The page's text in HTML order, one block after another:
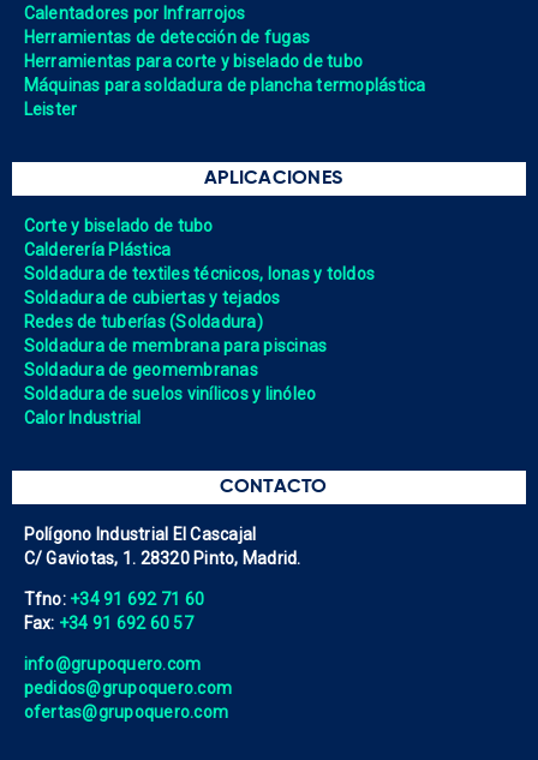
Calentadores por Infrarrojos
Herramientas de detección de fugas
Herramientas para corte y biselado de tubo
Máquinas para soldadura de plancha termoplástica
Leister
APLICACIONES
Corte y biselado de tubo
Calderería Plástica
Soldadura de textiles técnicos, lonas y toldos
Soldadura de cubiertas y tejados
Redes de tuberías (Soldadura)
Soldadura de membrana para piscinas
Soldadura de geomembranas
Soldadura de suelos vinílicos y linóleo
Calor Industrial
CONTACTO
Polígono Industrial El Cascajal
C/ Gaviotas, 1. 28320 Pinto, Madrid.
Tfno: +34 91 692 71 60
Fax: +34 91 692 60 57
info@grupoquero.com
pedidos@grupoquero.com
ofertas@grupoquero.com